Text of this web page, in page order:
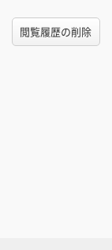
閲覧履歴の削除